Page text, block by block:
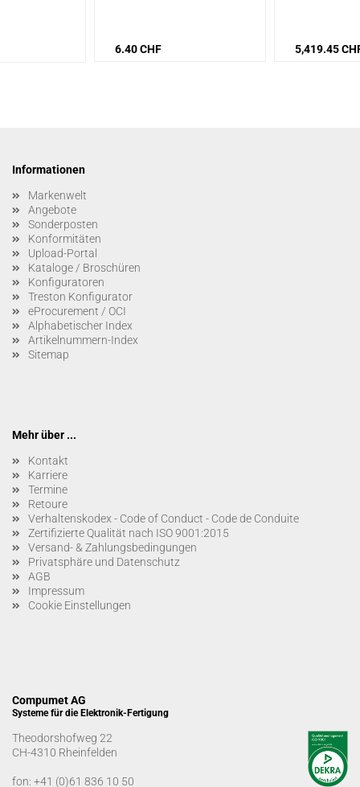
6.40 CHF 5,419.45
Informationen
Markenwelt
Angebote
Sonderposten
Konformitäten
Upload-Portal
Kataloge / Broschüren
Konfiguratoren
Treston Konfigurator
eProcurement / OCI
Alphabetischer Index
Artikelnummern-Index
Sitemap
Mehr über ...
Kontakt
Karriere
Termine
Retoure
Verhaltenskodex - Code of Conduct - Code de Conduite
Zertifizierte Qualität nach ISO 9001:2015
Versand- & Zahlungsbedingungen
Privatsphäre und Datenschutz
AGB
Impressum
Cookie Einstellungen
Compumet AG
Systeme für die Elektronik-Fertigung
Theodorshofweg 22
CH-4310 Rheinfelden
fon: +41 (0)61 836 10 50